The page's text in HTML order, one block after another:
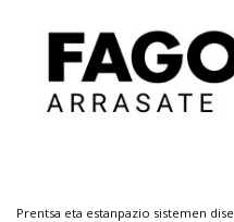
Prentsa eta estanpazio sistemen